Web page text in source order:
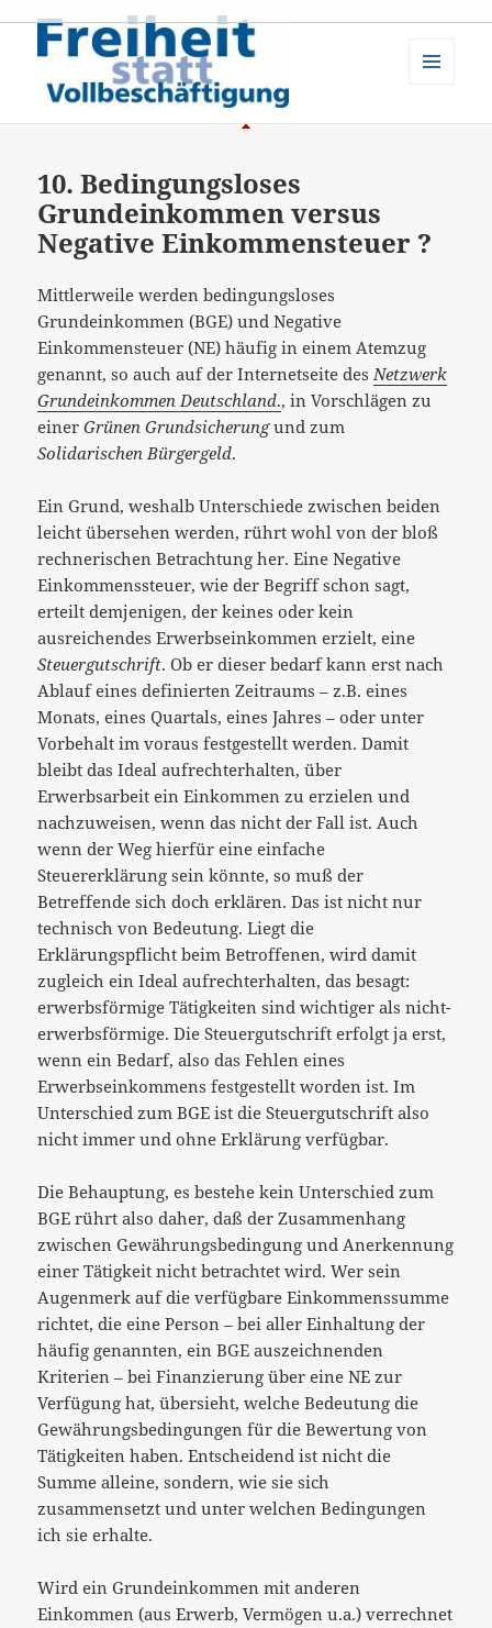
Freiheit statt Vollbeschäftigung:
10. Bedingungsloses
Grundeinkommen versus
Negative Einkommensteuer ?
Mittlerweile werden bedingungsloses
Grundeinkommen (BGE) und Negative
Einkommensteuer (NE) häufig in einem Atemzug
genannt, so auch auf der Internetseite desNetzwerk
Grundeinkommen Deutschland., in Vorschlägen zu
einerGrünen Grundsicherungund zum
Solidarischen Bürgergeld.
Ein Grund, weshalb Unterschiede zwischen beiden
leicht übersehen werden, rührt wohl von der bloß
rechnerischen Betrachtung her. Eine Negative
Einkommenssteuer, wie der Begriff schon sagt,
erteilt demjenigen, der keines oder kein
ausreichendes Erwerbseinkommen erzielt, eine
Steuergutschrift. Ob er dieser bedarf kann erst nach
Ablauf eines definierten Zeitraums – z.B. eines
Monats, eines Quartals, eines Jahres – oder unter
Vorbehalt im voraus festgestellt werden. Damit
bleibt das Ideal aufrechterhalten, über
Erwerbsarbeit ein Einkommen zu erzielen und
nachzuweisen, wenn das nicht der Fall ist. Auch
wenn der Weg hierfür eine einfache
Steuererklärung sein könnte, so muß der
Betreffende sich doch erklären. Das ist nicht nur
technisch von Bedeutung. Liegt die
Erklärungspflicht beim Betroffenen, wird damit
zugleich ein Ideal aufrechterhalten, das besagt:
erwerbsförmige Tätigkeiten sind wichtiger als nicht-
erwerbsförmige. Die Steuergutschrift erfolgt ja erst,
wenn ein Bedarf, also das Fehlen eines
Erwerbseinkommens festgestellt worden ist. Im
Unterschied zum BGE ist die Steuergutschrift also
nicht immer und ohne Erklärung verfügbar.
Die Behauptung, es bestehe kein Unterschied zum
BGE rührt also daher, daß der Zusammenhang
zwischen Gewährungsbedingung und Anerkennung
einer Tätigkeit nicht betrachtet wird. Wer sein
Augenmerk auf die verfügbare Einkommenssumme
richtet, die eine Person – bei aller Einhaltung der
häufig genannten, ein BGE auszeichnenden
Kriterien – bei Finanzierung über eine NE zur
Verfügung hat, übersieht, welche Bedeutung die
Gewährungsbedingungen für die Bewertung von
Tätigkeiten haben. Entscheidend ist nicht die
Summe alleine, sondern, wie sie sich
zusammensetzt und unter welchen Bedingungen
ich sie erhalte.
Wird ein Grundeinkommen mit anderen
Einkommen (aus Erwerb, Vermögen u.a.) verrechnet